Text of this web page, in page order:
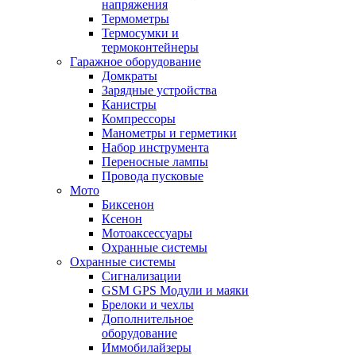
напряжения
Термометры
Термосумки и
термоконтейнеры
Гаражное оборудование
Домкраты
Зарядные устройства
Канистры
Компрессоры
Манометры и герметики
Набор инструмента
Переносные лампы
Провода пусковые
Мото
Биксенон
Ксенон
Мотоаксессуары
Охранные системы
Охранные системы
Сигнализации
GSM GPS Модули и маяки
Брелоки и чехлы
Дополнительное
оборудование
Иммобилайзеры